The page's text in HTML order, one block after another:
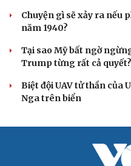
tù giam khủng bố
Người di cư ngã gục sau
Thái Lan cảnh báo phụ
“đội lốt” tem hoạt hình
UNESCO vinh danh